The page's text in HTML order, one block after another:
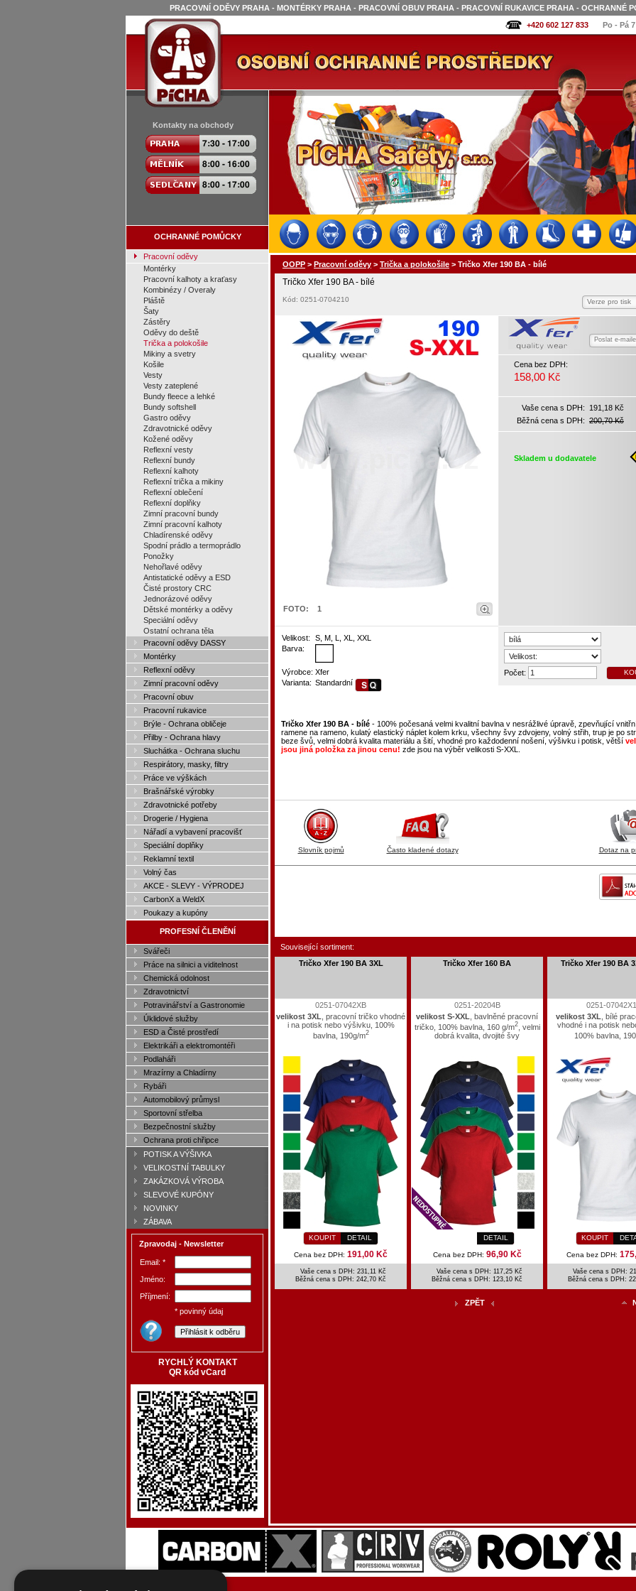
PRACOVNÍ ODĚVY PRAHA - MONTÉRKY PRAHA - PRACOVNÍ OBUV PRAHA - PRACOVNÍ RUKAVICE PRAHA - OCHRANNÉ
+420 602 127 833
Po - Pá
Kontakty na obchody
OCHRANNÉ POMŮCKY
Pracovní oděvy
Montérky
Pracovní kalhoty a kraťasy
Kombinézy / Overaly
Pláště
Šaty
Zástěry
Oděvy do deště
Trička a polokošile
Mikiny a svetry
Košile
Vesty
Vesty zateplené
Bundy fleece a lehké
Bundy softshell
Gastro oděvy
Zdravotnické oděvy
Kožené oděvy
Reflexní vesty
Reflexní bundy
Reflexní kalhoty
Reflexní trička a mikiny
Reflexní oblečení
Reflexní doplňky
Zimní pracovní bundy
Zimní pracovní kalhoty
Chladírenské oděvy
Spodní prádlo a termoprádlo
Ponožky
Nehořlavé oděvy
Antistatické oděvy a ESD
Čisté prostory CRC
Jednorázové oděvy
Dětské montérky a oděvy
Speciální oděvy
Ostatní ochrana těla
Pracovní oděvy DASSY
Montérky
Reflexní oděvy
Zimní pracovní oděvy
Pracovní obuv
Pracovní rukavice
Brýle - Ochrana obličeje
Přilby - Ochrana hlavy
Sluchátka - Ochrana sluchu
Respirátory, masky, filtry
Práce ve výškách
Brašnářské výrobky
Zdravotnické potřeby
Drogerie / Hygiena
Nářadí a vybavení pracovišť
Speciální doplňky
Reklamní textil
Volný čas
AKCE - SLEVY - VÝPRODEJ
CarbonX a WeldX
Poukazy a kupóny
PROFESNÍ ČLENĚNÍ
Svářeči
Práce na silnici a viditelnost
Chemická odolnost
Zdravotnictví
Potravinářství a Gastronomie
Úklidové služby
ESD a Čisté prostředí
Elektrikáři a elektromontéři
Podlaháři
Mrazírny a Chladírny
Rybáři
Automobilový průmysl
Sportovní střelba
Bezpečnostní služby
Ochrana proti chřipce
POTISK A VÝŠIVKA
VELIKOSTNÍ TABULKY
ZAKÁZKOVÁ VÝROBA
SLEVOVÉ KUPÓNY
NOVINKY
ZÁBAVA
Zpravodaj - Newsletter
Email: *
Jméno:
Příjmení:
* povinný údaj
RYCHLÝ KONTAKT
QR kód vCard
OOPP > Pracovní oděvy > Trička a polokošile > Tričko Xfer 190 BA - bílé
Tričko Xfer 190 BA - bílé
Kód: 0251-0704210 Verze pro tisk
FOTO: 1
Poslat e-
Cena bez DPH:
158,00 Kč
Vaše cena s DPH:
191,18 Kč
Běžná cena s DPH: 200,70 Kč
Skladem u dodavatele
Velikost:
S, M, L, XL, XXL
Barva:
Výrobce: Xfer
Varianta: Standardní
Počet:
Tričko Xfer 190 BA - bílé - 100% počesaná velmi kvalitní bavlna v nesrážlivé úpravě, zpevňující
ramene na rameno, kulatý elastický náplet kolem krku, všechny švy zdvojeny, volný střih, trup je po
beze švů, velmi dobrá kvalita materiálu a šití, vhodné pro každodenní nošení, výšivku i potisk, větší
jsou jiná položka za jinou cenu! zde jsou na výběr velikosti S-XXL.
Slovník pojmů Často kladené dotazy Dotaz na
Související sortiment:
Tričko Xfer 190 BA 3XL
0251-07042XB
velikost 3XL , pracovní tričko vhodné
i na potisk nebo výšivku, 100%
bavlna, 190g/m2
KOUPIT DETAIL
Cena bez DPH: 191,00 Kč
Vaše cena s DPH: 231,11 Kč
Běžná cena s DPH: 242,70 Kč
Tričko Xfer 160 BA
0251-20204B
velikost S-XXL , bavlněné pracovní
tričko, 100% bavlna, 160 g/m2, velmi
dobrá kvalita, dvojité švy
DETAIL
Cena bez DPH: 96,90 Kč
Vaše cena s DPH: 117,25 Kč
Běžná cena s DPH: 123,10 Kč
Tričko Xfer 190 BA
0251-
velikost 3XL , bílé
vhodné i na potisk
100% bavlna,
KOUPIT
Cena bez DPH:
Vaše cena s DPH:
Běžná cena s DPH:
ZPĚT